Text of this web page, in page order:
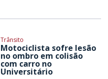
Trânsito
Motociclista sofre lesão
no ombro em colisão
com carro no
Universitário